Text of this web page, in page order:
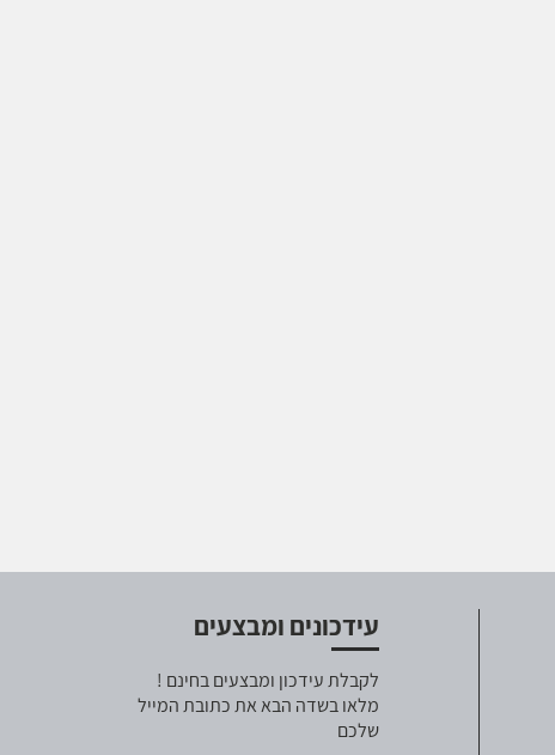
עידכונים ומבצעים
לקבלת עידכון ומבצעים בחינם !
מלאו בשדה הבא את כתובת המייל
שלכם